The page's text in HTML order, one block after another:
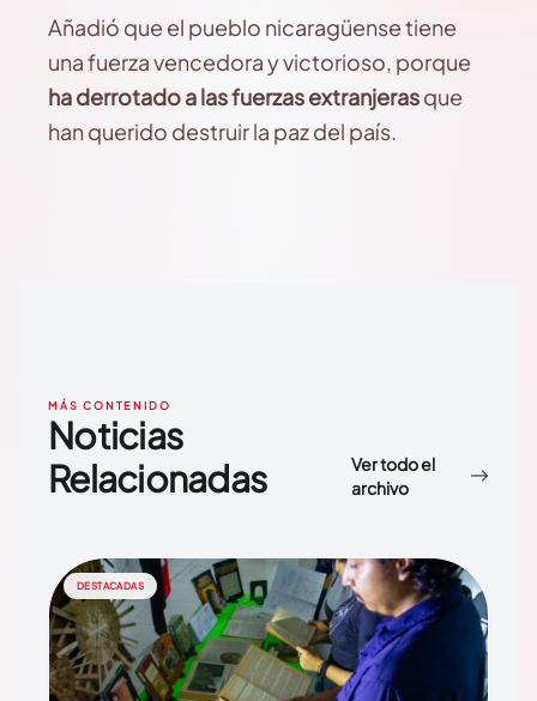
Añadió que el pueblo nicaragüense tiene
una fuerza vencedora y victorioso, porque
ha derrotado a las fuerzas extranjerasque
han querido destruir la paz del país.
MÁS CONTENIDO
Noticias
Relacionadas
Ver todo el
archivo
DESTACADAS